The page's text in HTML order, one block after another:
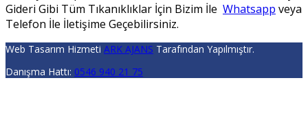
Gideri Gibi Tüm Tıkanıklıklar İçin Bizim İle Whatsapp veya
Telefon İle İletişime Geçebilirsiniz.
Web Tasarım Hizmeti ARK AJANS Tarafından Yapılmıştır.
Danışma Hattı: 0546 940 21 75